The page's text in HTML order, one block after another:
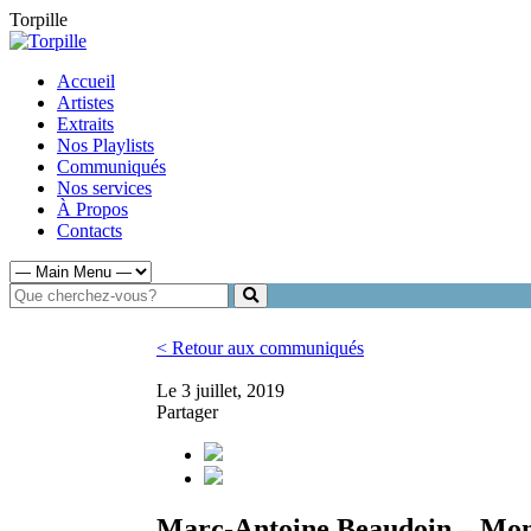
Torpille
Accueil
Artistes
Extraits
Nos Playlists
Communiqués
Nos services
À Propos
Contacts
< Retour aux communiqués
Le 3 juillet, 2019
Partager